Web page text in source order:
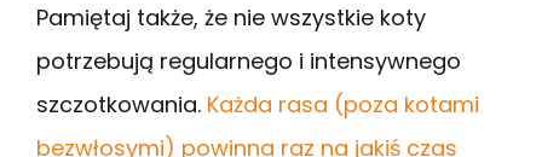
Pamiętaj także, że nie wszystkie koty
potrzebują regularnego i intensywnego
szczotkowania. Każda rasa (poza kotami
bezwłosymi) powinna raz na jakiś czas